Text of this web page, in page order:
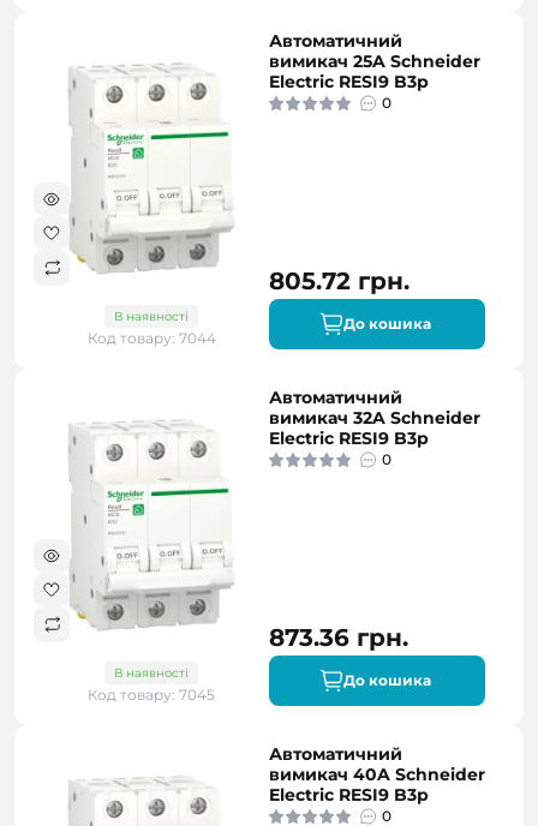
В наявності
Код товару: 7044
Автоматичний
вимикач 25A Schneider
Electric RESI9 B3р
0
805.72 грн.
До кошика
В наявності
Код товару: 7045
Автоматичний
вимикач 32A Schneider
Electric RESI9 B3р
0
873.36 грн.
До кошика
Автоматичний
вимикач 40A Schneider
Electric RESI9 B3р
0